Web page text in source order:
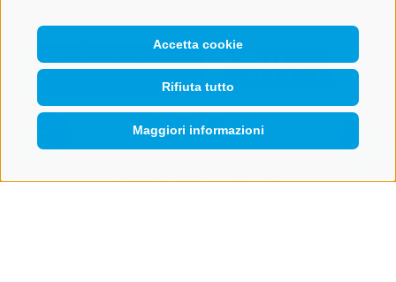
Accetta cookie
Rifiuta tutto
Maggiori informazioni
CONTATTACI
info@montecavallo.com
QUICKLINKS